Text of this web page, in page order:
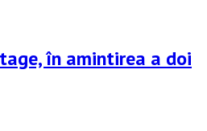
în amintirea a doi